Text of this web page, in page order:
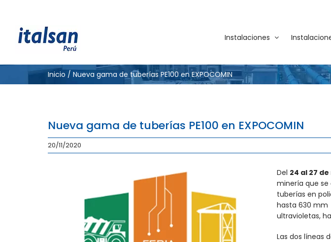
content
Instalaciones
Inicio / Nueva gama de tuberías PE100 en EXPOCOMIN
Nueva gama de tuberías PE100 en EXPOCOMIN
20/11/2020
Del 24 al 27
minería que se
tuberías en
hasta 630 mm
ultravioletas,
Las dos líneas